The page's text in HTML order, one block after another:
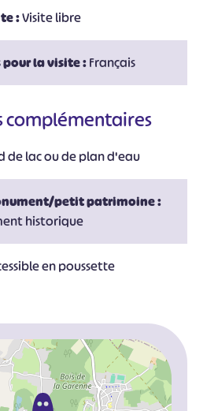
:Visite libre
pour la visite :Français
de lac ou de plan d'eau
petit patrimoine :
historique
en poussette